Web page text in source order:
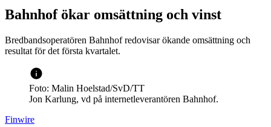
Bahnhof ökar omsättning och vinst
Bredbandsoperatören Bahnhof redovisar ökande omsättning och
resultat för det första kvartalet.
Foto: Malin Hoelstad/SvD/TT
Jon Karlung, vd på internetleverantören Bahnhof.
Finwire